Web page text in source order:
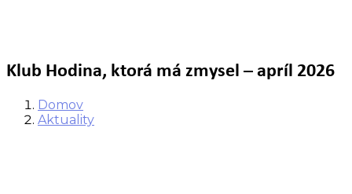
Klub Hodina, ktorá má zmysel – apríl 2026
Domov
Aktuality